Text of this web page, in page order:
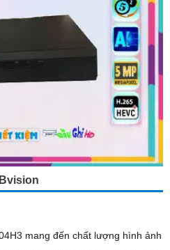
mang đến chất lượng hình ảnh